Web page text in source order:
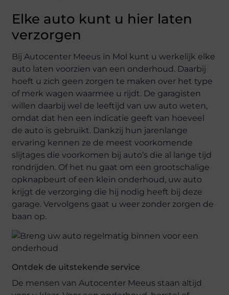
Elke auto kunt u hier laten
verzorgen
Bij Autocenter Meeus in Mol kunt u werkelijk elke
auto laten voorzien van een onderhoud. Daarbij
hoeft u zich geen zorgen te maken over het type
of merk wagen waarmee u rijdt. De garagisten
willen daarbij wel de leeftijd van uw auto weten,
omdat dat hen een indicatie geeft van hoeveel
de auto is gebruikt. Dankzij hun jarenlange
ervaring kennen ze de meest voorkomende
slijtages die voorkomen bij auto’s die al lange tijd
rondrijden. Of het nu gaat om een grootschalige
opknapbeurt of een klein onderhoud, uw auto
krijgt de verzorging die hij nodig heeft bij deze
garage. Vervolgens gaat u weer zonder zorgen de
baan op.
Ontdek de uitstekende service
De mensen van Autocenter Meeus staan altijd